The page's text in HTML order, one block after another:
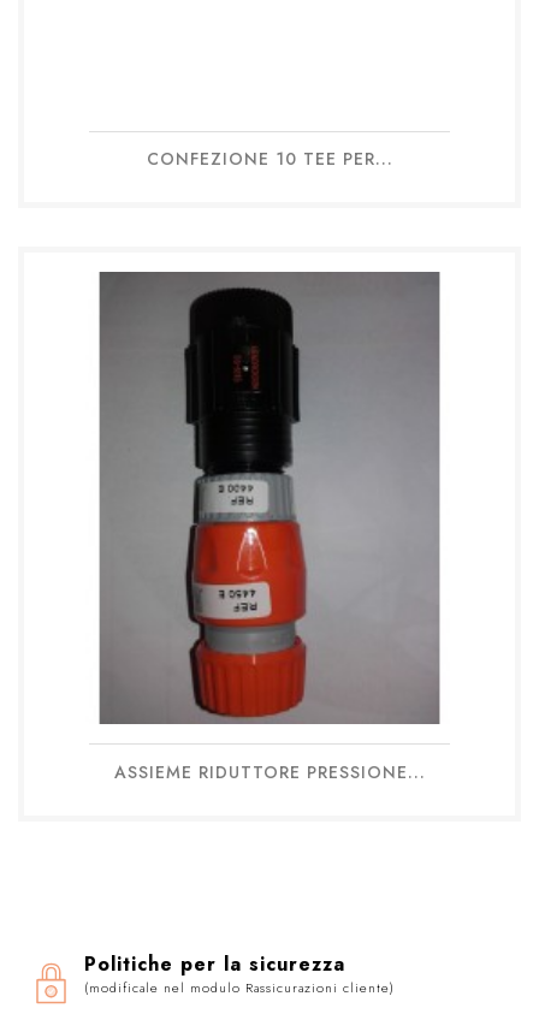
CONFEZIONE 10 TEE PER...
ASSIEME RIDUTTORE PRESSIONE...
Politiche per la sicurezza
(modificale nel modulo Rassicurazioni cliente)